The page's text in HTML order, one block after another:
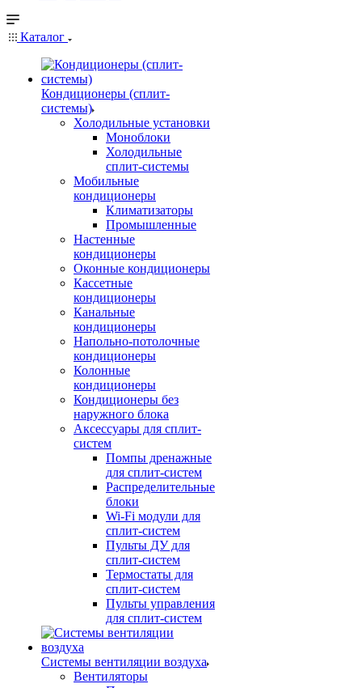
Каталог
Кондиционеры (сплит-
системы)
Холодильные установки
Моноблоки
Холодильные
сплит-системы
Мобильные
кондиционеры
Климатизаторы
Промышленные
Настенные
кондиционеры
Оконные кондиционеры
Кассетные
кондиционеры
Канальные
кондиционеры
Напольно-потолочные
кондиционеры
Колонные
кондиционеры
Кондиционеры без
наружного блока
Аксессуары для сплит-
систем
Помпы дренажные
для сплит-систем
Распределительные
блоки
Wi-Fi модули для
сплит-систем
Пульты ДУ для
сплит-систем
Термостаты для
сплит-систем
Пульты управления
для сплит-систем
Системы вентиляции воздуха
Вентиляторы